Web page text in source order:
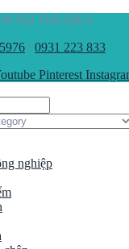
Nội Thất QKA
/0931 223 833
Pinterest
nghiệp